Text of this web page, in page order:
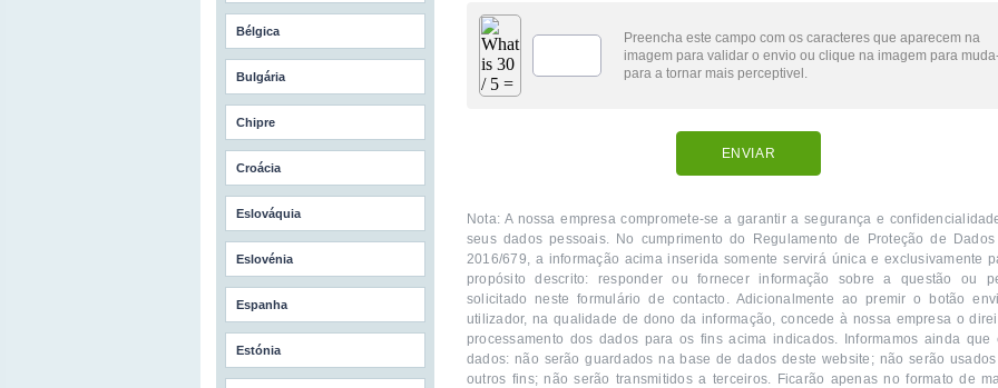
Bélgica
Bulgária
Chipre
Croácia
Eslováquia
Eslovénia
Espanha
Estónia
Preencha este campo com os caracteres que aparecem na
imagem para validar o envio ou clique na imagem para
para a tornar mais perceptivel.
ENVIAR
Nota: A nossa empresa compromete-se a garantir a segurança e
seus dados pessoais. No cumprimento do Regulamento de Proteção de
2016/679, a informação acima inserida somente servirá única e exclusivamente
propósito descrito: responder ou fornecer informação sobre a questão ou
solicitado neste formulário de contacto. Adicionalmente ao premir o botão
utilizador, na qualidade de dono da informação, concede à nossa empresa o
processamento dos dados para os fins acima indicados. Informamos ainda que
dados: não serão guardados na base de dados deste website; não serão
outros fins; não serão transmitidos a terceiros. Ficarão apenas no formato de